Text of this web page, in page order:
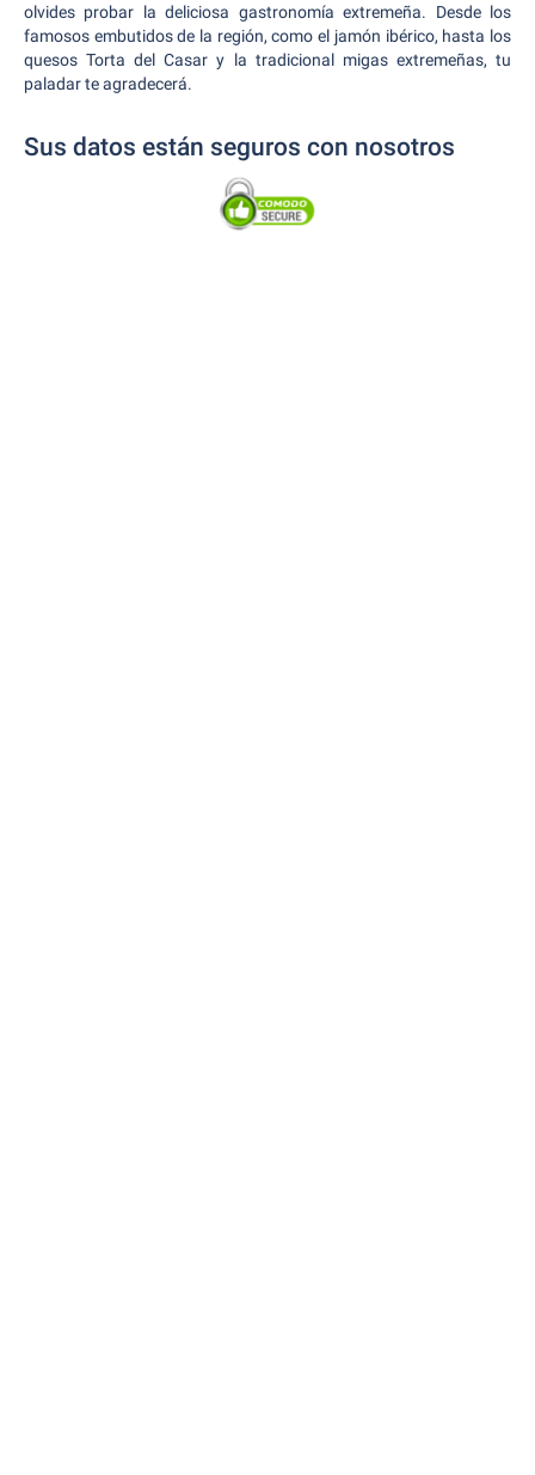
olvides probar la deliciosa gastronomía extremeña. Desde los
famosos embutidos de la región, como el jamón ibérico, hasta los
quesos Torta del Casar y la tradicional migas extremeñas, tu
paladar te agradecerá.
Sus datos están seguros con nosotros